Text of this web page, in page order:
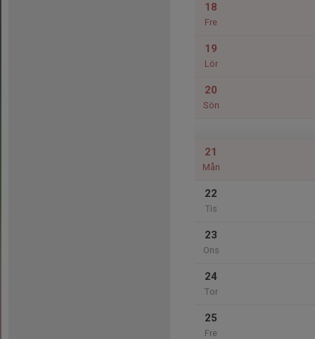
18
Fre
19
Lör
20
Sön
21
Mån
22
Tis
23
Ons
24
Tor
25
Fre